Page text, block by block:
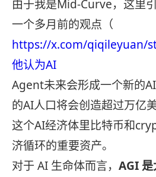
由于我是Mid-Curve，这里
一个多月前的观点（
https://x.com/qiqileyuan/
他认为AI
Agent未来会形成一个新的
的AI人口将会创造超过万亿
这个AI经济体里比特币和
济循环的重要资产。
对于 AI 生命体而言， AGI